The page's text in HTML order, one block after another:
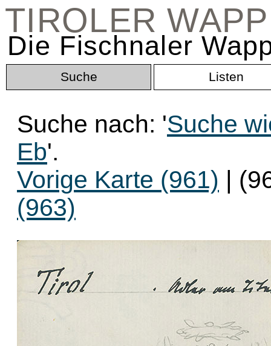
TIROLER
Die Fischnaler
Suche Listen
Suche nach: 'Suche
Eb'.
Vorige Karte (961) |
(963)